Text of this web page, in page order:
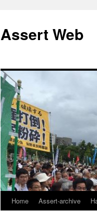
テ
ン
ス
キ
ッ
プ
Assert Web
Home Assert-archive